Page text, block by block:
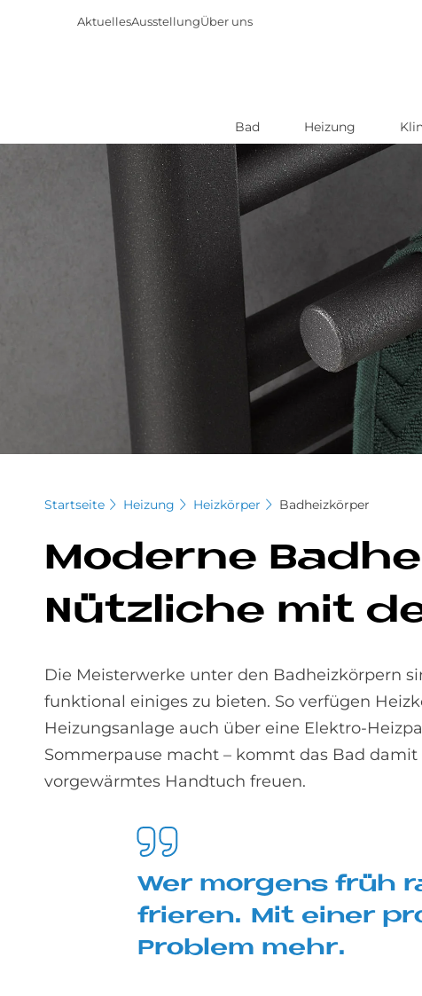
AktuellesAusstellungÜber uns
Bad Heizung
Startseite Heizung Heizkörper Badheizkörper
Mo­der­ne
Nütz­li­che mit
Die Meisterwerke unter den Badheizkörpern
funktional einiges zu bieten. So verfügen
Heizungsanlage auch über eine Elektro-
Sommerpause macht – kommt das Bad
vorgewärmtes Handtuch freuen.
Wer mor­gens früh
frie­ren. Mit ei­ner
Pro­blem mehr.